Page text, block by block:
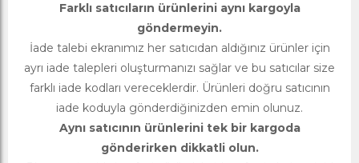
Farklı satıcıların ürünlerini aynı kargoyla
göndermeyin.
İade talebi ekranımız her satıcıdan aldığınız ürünler için
ayrı iade talepleri oluşturmanızı sağlar ve bu satıcılar size
farklı iade kodları vereceklerdir. Ürünleri doğru satıcının
iade koduyla gönderdiğinizden emin olunuz.
Aynı satıcının ürünlerini tek bir kargoda
gönderirken dikkatli olun.